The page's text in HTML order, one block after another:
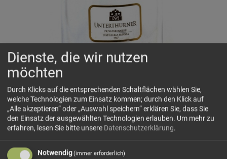
Dienste, die wir nutzen
möchten
Durch Klicks auf die entsprechenden Schaltflächen wählen Sie,
welche Technologien zum Einsatz kommen; durch den Klick auf
„Alle akzeptieren“ oder „Auswahl speichern“ erklären Sie, dass Sie
den Einsatz der ausgewählten Technologien erlauben. Um mehr zu
erfahren, lesen Sie bitte unsere Datenschutzerklärung.
Notwendig(immer erforderlich)